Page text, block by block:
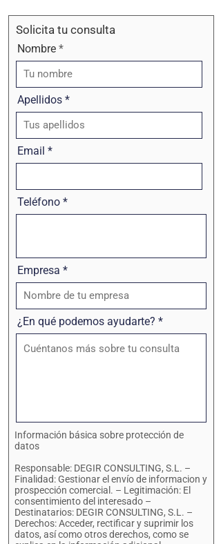
Solicita tu consulta
Nombre
Apellidos
Email
Teléfono
Empresa
¿En qué podemos ayudarte?
Información básica sobre protección de
datos
Responsable: DEGIR CONSULTING, S.L. –
Finalidad: Gestionar el envío de informacion y
prospección comercial. – Legitimación: El
consentimiento del interesado –
Destinatarios: DEGIR CONSULTING, S.L. –
Derechos: Acceder, rectificar y suprimir los
datos, así como otros derechos, como se